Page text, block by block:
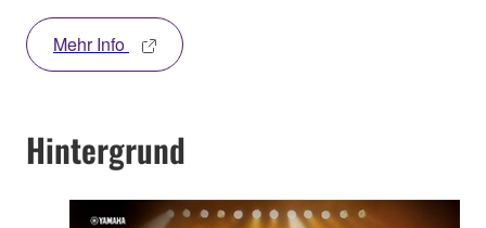
Mehr Info
Hintergrund